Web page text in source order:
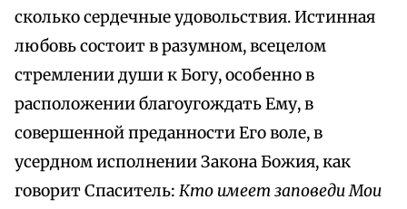
сколько сердечные удовольствия. Истинная
любовь состоит в разумном, всецелом
стремлении души к Богу, особенно в
расположении благоугождать Ему, в
совершенной преданности Его воле, в
усердном исполнении Закона Божия, как
говорит Спаситель: Кто имеет заповеди Мои